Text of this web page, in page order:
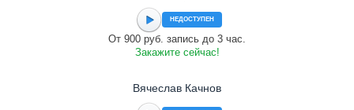
НЕДОСТУПЕН
От 900 руб. запись до 3 час.
Закажите сейчас!
Вячеслав Качнов